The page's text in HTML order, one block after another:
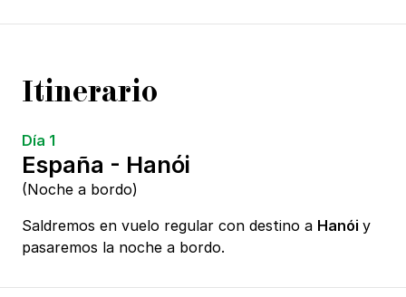
Itinerario
Día 1
España - Hanói
(Noche a bordo)
Saldremos en vuelo regular con destino a Hanói y
pasaremos la noche a bordo.